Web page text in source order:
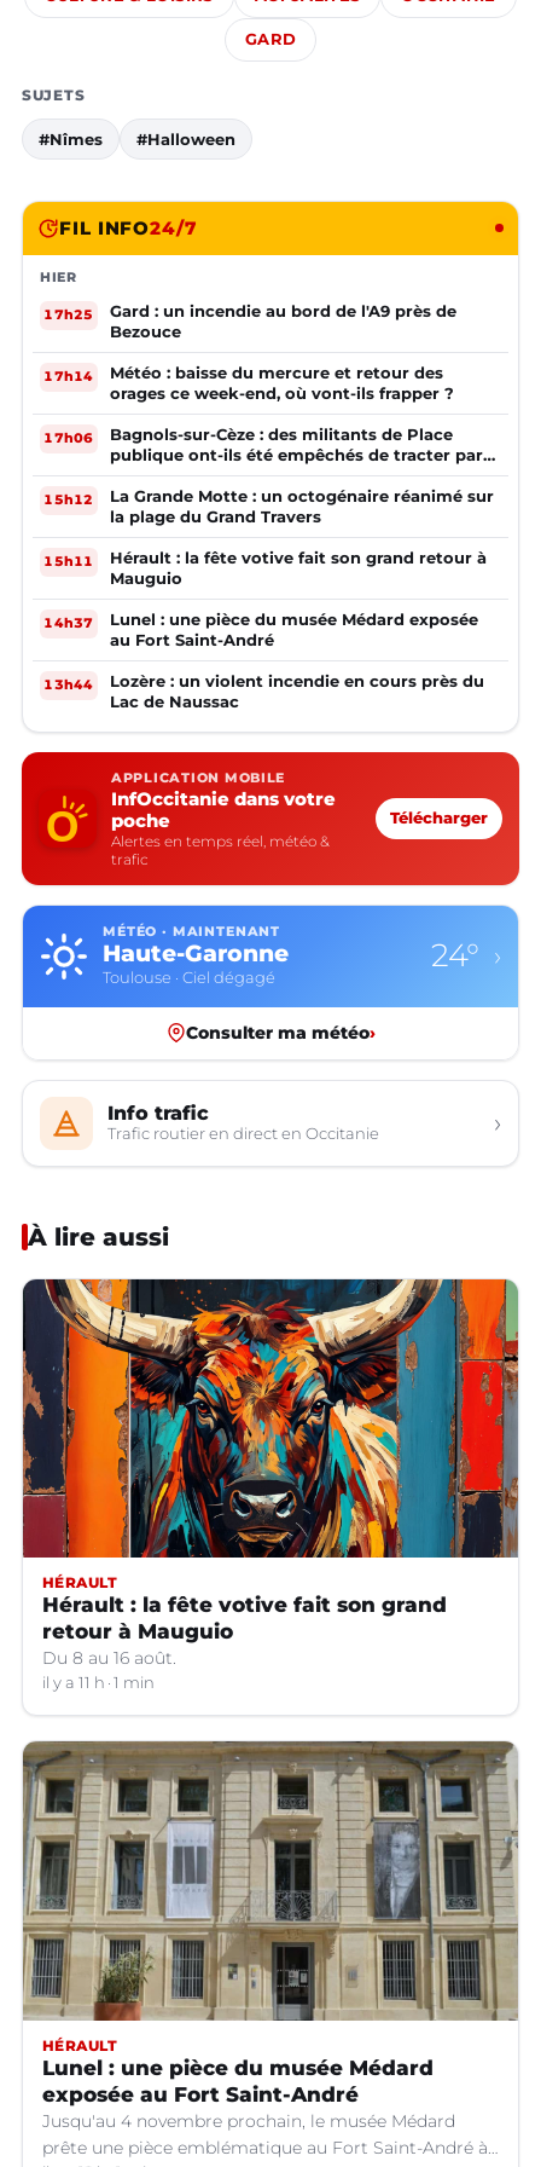
GARD
SUJETS
#Nîmes #Halloween
FIL INFO24/7
HIER
17h25
Gard : un incendie au bord de l'A9 près de
Bezouce
17h14
Météo : baisse du mercure et retour des
orages ce week-end, où vont-ils frapper ?
17h06
Bagnols-sur-Cèze : des militants de Place
publique ont-ils été empêchés de tracter par
la mairie ?
15h12
La Grande Motte : un octogénaire réanimé sur
la plage du Grand Travers
15h11
Hérault : la fête votive fait son grand retour à
Mauguio
14h37
Lunel : une pièce du musée Médard exposée
au Fort Saint-André
13h44
Lozère : un violent incendie en cours près du
Lac de Naussac
APPLICATION MOBILE
InfOccitanie dans votre
poche
Alertes en temps réel, météo &
trafic
Télécharger
MÉTÉO · MAINTENANT
Haute-Garonne
Toulouse · Ciel dégagé
24° ›
Consulter ma météo›
Info trafic
Trafic routier en direct en Occitanie ›
À lire aussi
HÉRAULT
Hérault : la fête votive fait son grand
retour à Mauguio
Du 8 au 16 août.
il y a 11 h 1 min
HÉRAULT
Lunel : une pièce du musée Médard
exposée au Fort Saint-André
Jusqu'au 4 novembre prochain, le musée Médard
prête une pièce emblématique au Fort Saint-André à